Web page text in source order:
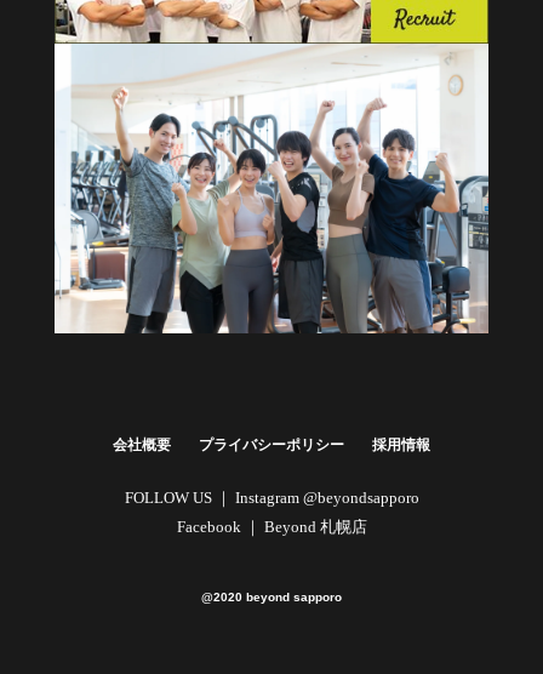
会社概要 プライバシーポリシー 採用情報
FOLLOW US ｜ Instagram @beyondsapporo
Facebook ｜ Beyond 札幌店
@2020 beyond sapporo